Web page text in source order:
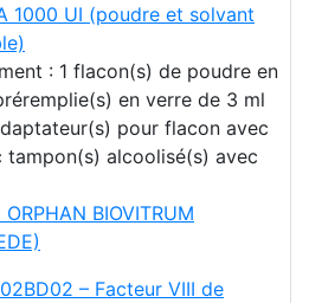
1000 UI (poudre et solvant
: 1 flacon(s) de poudre en
en verre de 3 ml
pour flacon avec
alcoolisé(s) avec
ORPHAN BIOVITRUM
– Facteur VIII de